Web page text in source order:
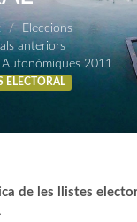
Eleccions
anteriors
Autonòmiques 2011
ELECTORAL
de les llistes